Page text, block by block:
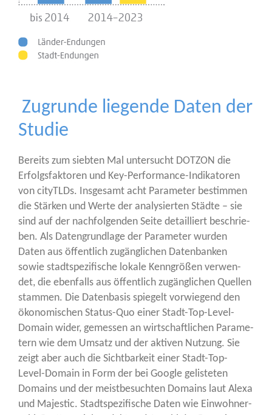
Zugrunde liegende Daten der
Studie
Bereits zum sieb­ten Mal unter­sucht DOTZON die
Erfolgs­fak­to­ren und Key-Per­for­mance-Indi­ka­to­ren
von cityTLDs. Ins­ge­samt acht Para­me­ter bestim­men
die Stär­ken und Wer­te der ana­ly­sier­ten Städ­te – sie
sind auf der nach­fol­gen­den Sei­te detail­liert beschrie­
ben. Als Daten­grund­la­ge der Para­me­ter wur­den
Daten aus öffent­lich zugäng­li­chen Daten­ban­ken
sowie stadt­spe­zi­fi­sche loka­le Kenn­grö­ßen ver­wen­
det, die eben­falls aus öffent­lich zugäng­li­chen Quel­len
stam­men. Die Daten­ba­sis spie­gelt vor­wie­gend den
öko­no­mi­schen Sta­tus-Quo einer Stadt-Top-Level-
Domain wider, gemes­sen an wirt­schaft­li­chen Para­me­
tern wie dem Umsatz und der akti­ven Nut­zung. Sie
zeigt aber auch die Sicht­bar­keit einer Stadt-Top-
Level-Domain in Form der bei Goog­le gelis­te­ten
Domains und der meist­be­such­ten Domains laut Ale­xa
und Maje­s­tic. Stadt­spe­zi­fi­sche Daten wie Ein­woh­ner­